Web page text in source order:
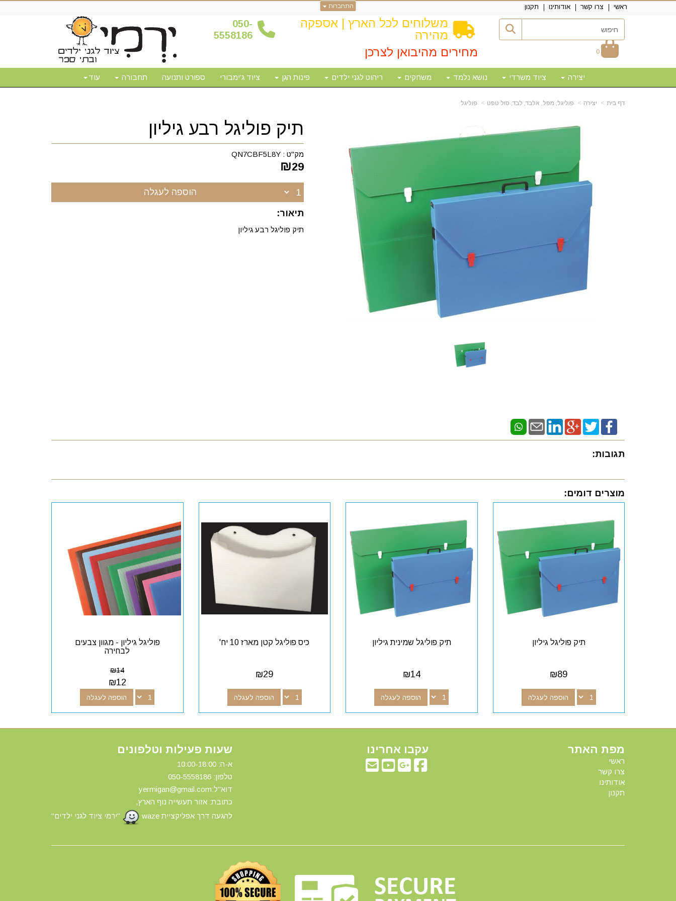
התחברות ראשי צרו קשר אודותינו תקנון
0
משלוחים לכל הארץ | אספקה
מהירה
050-
5558186
מחירים מהיבואן לצרכן
יצירה ציוד משרדי נושא נלמד משחקים ריהוט לגני ילדים פינות הגן ציוד ג'ימבורי ספורט ותנועה תחבורה עוד
דף בית יצירה פוליגל, מפל, אלבד, לבד, סול טפט פוליגל
תיק פוליגל רבע גיליון
מק"ט :QN7CBF5L8Y
₪29
הוספה לעגלה
תיאור:
תיק פוליגל רבע גיליון
תגובות:
מוצרים דומים:
תיק פוליגל גיליון
₪89
הוספה לעגלה
תיק פוליגל שמינית גיליון
₪14
הוספה לעגלה
כיס פוליגל קטן מארז 10 יח'
₪29
הוספה לעגלה
פוליגל גיליון - מגוון צבעים
לבחירה
₪14
₪12
הוספה לעגלה
מפת האתר
ראשי
צרו קשר
אודותינו
תקנון
עקבו אחרינו שעות פעילות וטלפונים
א-ה: 10:00-18:00
טלפון: 0 50-5558186
דוא"ל:yermigan@gmail.com
כתובת: אזור תעשייה נוף הארץ,
להגעה דרך אפליקציית waze
"ירמי ציוד לגני ילדים"